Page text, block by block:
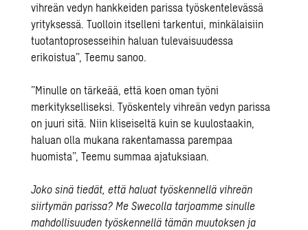
vihreän vedyn hankkeiden parissa työskentelevässä
yrityksessä. Tuolloin itselleni tarkentui, minkälaisiin
tuotantoprosesseihin haluan tulevaisuudessa
erikoistua”, Teemu sanoo.
”Minulle on tärkeää, että koen oman työni
merkitykselliseksi. Työskentely vihreän vedyn parissa
on juuri sitä. Niin kliseiseltä kuin se kuulostaakin,
haluan olla mukana rakentamassa parempaa
huomista”, Teemu summaa ajatuksiaan.
Joko sinä tiedät, että haluat työskennellä vihreän
siirtymän parissa? Me Swecolla tarjoamme sinulle
mahdollisuuden työskennellä tämän muutoksen ja